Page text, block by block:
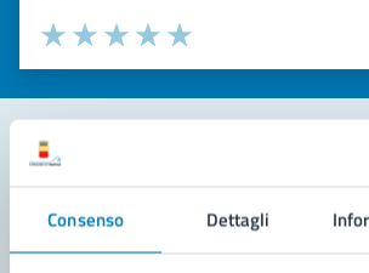
Consenso Dettagli
Valuta la chiarezza delle informazioni (da 1 a 5
Seleziona il numero di stelle per
Valuta 5 stelle su 5
Valuta 4 stelle su 5
Valuta 3 stelle su 5
Valuta 2 stelle su 5
Valuta 1 stelle su 5
Leggi le domande frequenti